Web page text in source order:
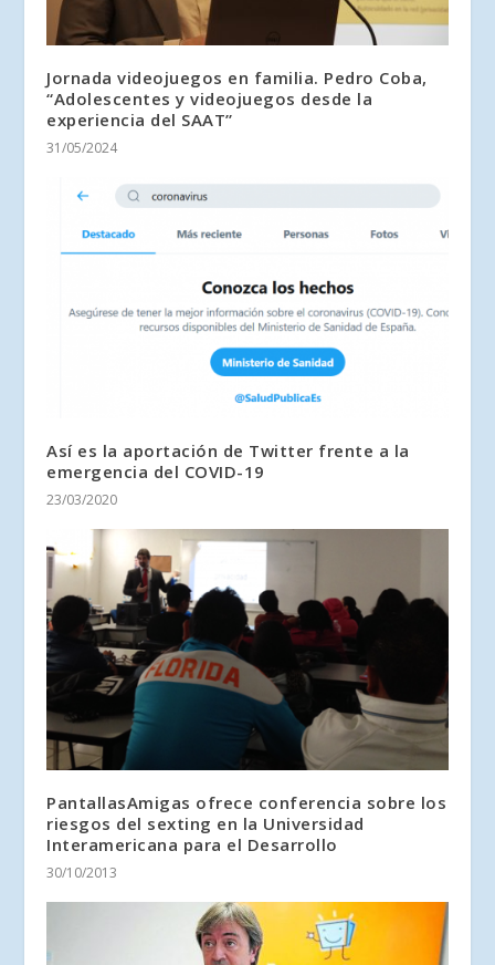
Jornada videojuegos en familia. Pedro Coba,
“Adolescentes y videojuegos desde la
experiencia del SAAT”
31/05/2024
Así es la aportación de Twitter frente a la
emergencia del COVID-19
23/03/2020
PantallasAmigas ofrece conferencia sobre los
riesgos del sexting en la Universidad
Interamericana para el Desarrollo
30/10/2013